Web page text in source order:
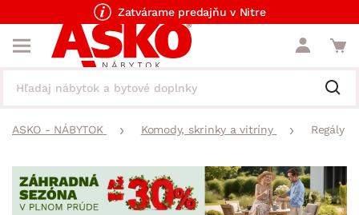
Zatvárame predajňu v Nitre
ASKO - NÁBYTOK Komody, skrinky a vitríny Regály